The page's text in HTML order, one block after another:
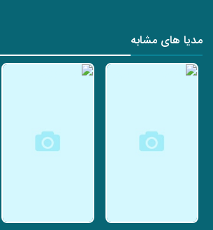
مدیا های مشابه